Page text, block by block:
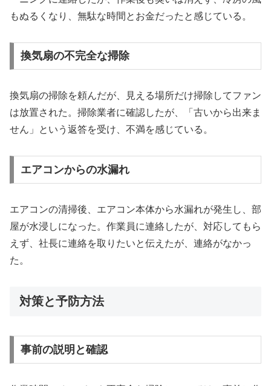
もぬるくなり、無駄な時間とお金だったと感じている。
換気扇の不完全な掃除
換気扇の掃除を頼んだが、見える場所だけ掃除してファン
は放置された。掃除業者に確認したが、「古いから出来ま
せん」という返答を受け、不満を感じている。
エアコンからの水漏れ
エアコンの清掃後、エアコン本体から水漏れが発生し、部
屋が水浸しになった。作業員に連絡したが、対応してもら
えず、社長に連絡を取りたいと伝えたが、連絡がなかっ
た。
対策と予防方法
事前の説明と確認